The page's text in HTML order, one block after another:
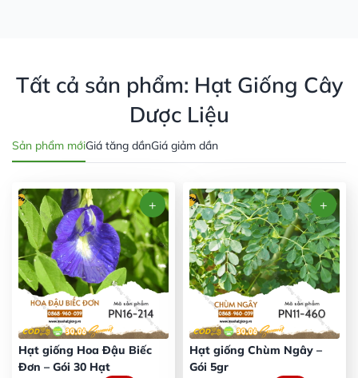
Tất cả sản phẩm: Hạt Giống Cây
Dược Liệu
Sản phẩm mớiGiá tăng dầnGiá giảm dần
Hạt giống Hoa Đậu Biếc
Đơn – Gói 30 Hạt
Hạt giống Chùm Ngây –
Gói 5gr